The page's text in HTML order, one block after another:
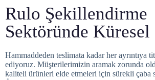
Rulo Şekillendirme
Sektöründe
Hammaddeden teslimata kadar her ayrıntıya
ediyoruz. Müşterilerimizin aramak zorunda
kaliteli ürünleri elde etmeleri için sürekli çaba